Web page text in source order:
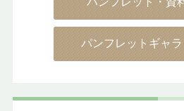
パンフレットギャ